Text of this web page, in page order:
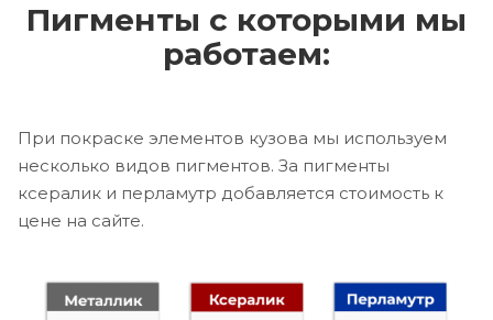
Пигменты с которыми мы
работаем:
При покраске элементов кузова мы используем
несколько видов пигментов. За пигменты
ксералик и перламутр добавляется стоимость к
цене на сайте.